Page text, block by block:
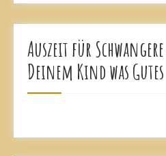
Auszeit für
Deinem Kind was Gutes